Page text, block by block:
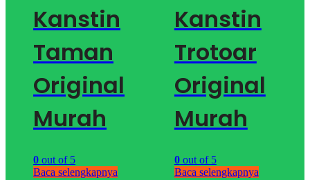
Kanstin
Taman
Original
Murah
0 out of 5
Baca selengkapnya
Kanstin
Trotoar
Original
Murah
0out of 5
Baca selengkapnya